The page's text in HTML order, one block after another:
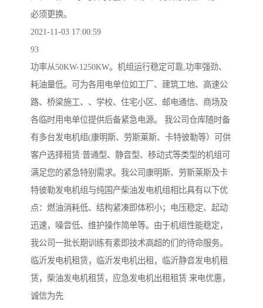
必须更换。
2021-11-03 17:00:59
93
功率从50KW-1250KW。机组运行稳定可靠,功率强劲、
耗油量低。可为各用电单位如工厂、建筑工地、高速公
路、桥梁施工、、学校、住宅小区、邮电通信、商场及
各临时用电单位提供后备紧急电源。 我公司仓库随时备
有多台发电机组(康明斯、劳斯莱斯、卡特彼勒等）可供
客户选择租赁:普通型、静音型、移动式等类型的机组可
满足您的紧急特别需求。我公司康明斯、劳斯莱斯及卡
特彼勒发电机组与纯国产柴油发电机组相比具有以下优
点：燃油消耗低、结构紧凑即体积小；电压稳定、起动
迅速，噪音低、维护操作简单等。由于机组性能稳定，
我公司一批长期训练有素即技术高超的们的待命服务。
临沂发电机租赁，临沂发电机出租，临沂静音发电机租
赁，柴油发电机租赁，应急发电机出租租赁 来电优惠，
诚信为先